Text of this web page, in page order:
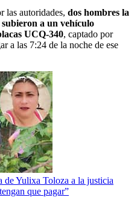
las autoridades, dos hombres la
a un vehículo
UCQ-340, captado por
a las 7:24 de la noche de ese
de Yulixa Toloza a la justicia
que pagar”